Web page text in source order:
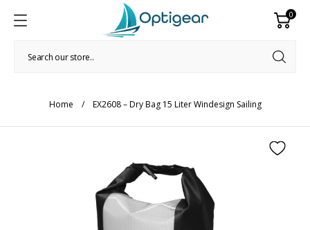
0
Home EX2608 – Dry Bag 15 Liter Windesign Sailing